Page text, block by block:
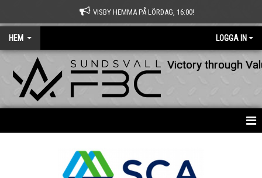
VISBY HEMMA PÅ LÖRDAG, 16:00!
HEM LOGGA IN
Victory through